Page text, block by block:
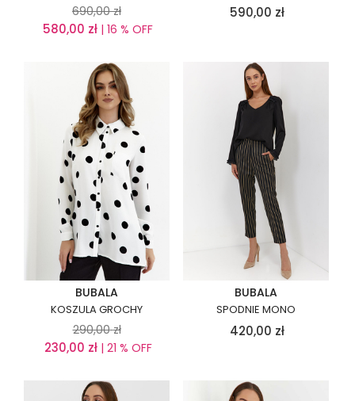
690,00 zł
580,00 zł | 16 % OFF
590,00 zł
BUBALA
KOSZULA GROCHY
290,00 zł
230,00 zł| 21 % OFF
BUBALA
SPODNIE MONO
420,00 zł